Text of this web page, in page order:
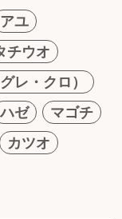
アユ
チウオ
レ・クロ）
ハゼ
マゴチ
カツオ